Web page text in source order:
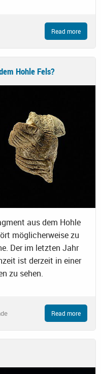
Read more
Hohle Fels?
aus dem Hohle
möglicherweise zu
Der im letzten Jahr
ist derzeit in einer
zu sehen.
Read more